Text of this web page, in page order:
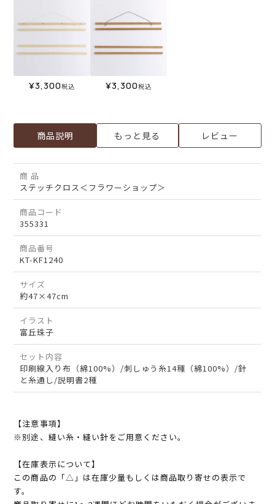
¥3,300税込 ¥3,300税込
商品説明 もっと見る レビュー
商 品
ステッチクロス＜フラワーショップ＞
商品コード
355331
商品番号
KT-KF1240
サイズ
約47×47cm
イラスト
富丘珠子
セット内容
印刷線入り布（綿100%）/刺しゅう糸14種（綿100%）/針
と糸通し/説明書2種
【注意事項】
※別途、縫い糸・縫い針をご用意ください。
【在庫表示について】
この商品の「△」は在庫少量もしくは商品取り寄せの表示で
す。